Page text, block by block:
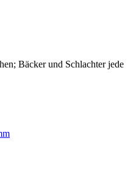
Bäcker und Schlachter jede